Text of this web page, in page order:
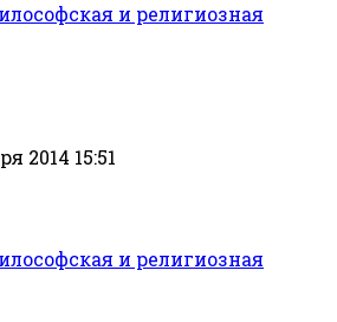
и религиозная
2014 15:51
и религиозная